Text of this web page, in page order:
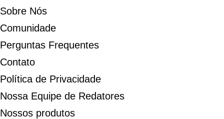
Sobre Nós
Comunidade
Perguntas Frequentes
Contato
Política de Privacidade
Nossa Equipe de Redatores
Nossos produtos